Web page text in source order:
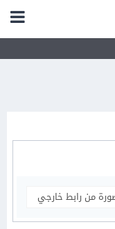
من رابط خارجي